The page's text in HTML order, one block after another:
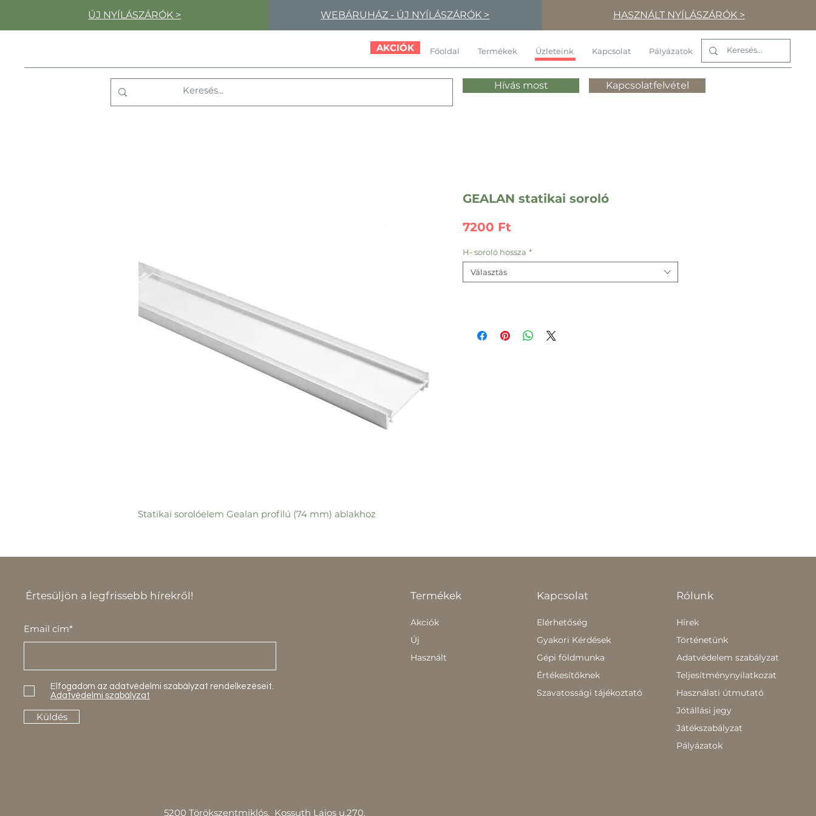
ÚJ NYÍLÁSZÁRÓK > WEBÁRUHÁZ - ÚJ NYÍLÁSZÁRÓK > HASZNÁLT NYÍLÁSZÁRÓK >
AKCIÓK Főoldal Termékek Üzleteink Kapcsolat Pályázatok
Hívás most Kapcsolatfelvétel
Statikai sorolóelem Gealan profilú (74 mm) ablakhoz
GEALAN statikai soroló
7200 Ft
H- soroló hossza *
Választás
Értesüljön a legfrissebb hírekről!
Email cím*
Elfogadom az adatvédelmi szabályzat rendelkezéseit.
Adatvédelmi szabályzat
Küldés
Termékek
Akciók
Új
Használt
Kapcsolat
Elérhetőség
Gyakori Kérdések
Gépi földmunka
Értékesítőknek
Szavatossági tájékoztató
Rólunk
Hírek
Történetünk
Adatvédelem szabályzat
Teljesítménynyilatkozat
Használati útmutató
Jótállási jegy
Játékszabályzat
Pályázatok
5200 Törökszentmiklós, Kossuth Lajos u.270.